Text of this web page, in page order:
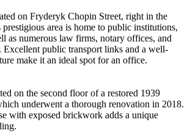
on Fryderyk Chopin Street, right in the
area is home to public institutions,
as numerous law firms, notary offices, and
Excellent public transport links and a well-
make it an ideal spot for an office.
on the second floor of a restored 1939
underwent a thorough renovation in 2018.
with exposed brickwork adds a unique